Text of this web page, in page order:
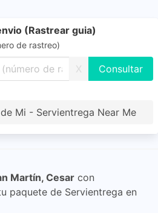
(Rastrear guia)
de rastreo)
X
Mi - Servientrega Near Me
Martín, Cesar con
paquete de Servientrega en